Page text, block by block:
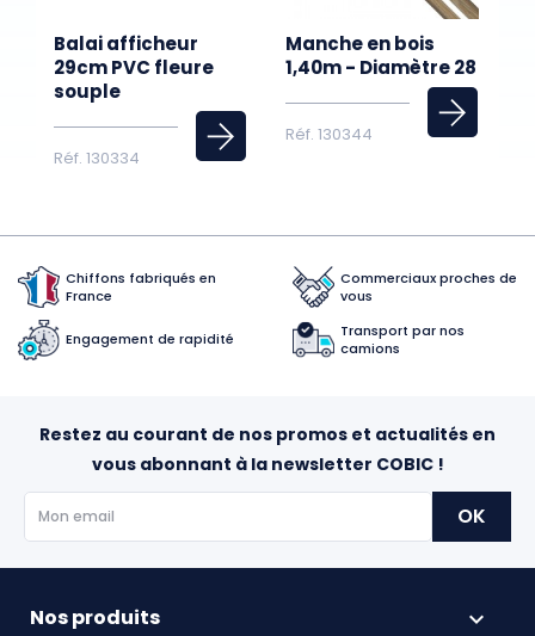
Balai afficheur
29cm PVC fleure
souple
Réf. 130334
Manche en bois
1,40m - Diamètre 28
Réf. 130344
Chiffons fabriqués en
France
Commerciaux proches de
vous
Engagement de rapidité
Transport par nos
camions
Restez au courant de nos promos et actualités en
vous abonnant à la newsletter COBIC !
Nos produits 